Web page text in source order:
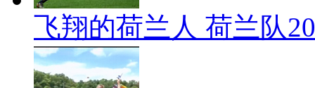
飞翔的荷兰人 荷兰队